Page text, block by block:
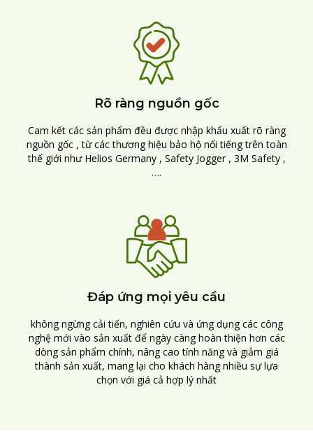
Rõ ràng nguồn gốc
Cam kết các sản phẩm đều được nhập khẩu xuất rõ ràng
nguồn gốc , từ các thương hiệu bảo hộ nổi tiếng trên toàn
thế giới như Helios Germany , Safety Jogger , 3M Safety ,
….
Đáp ứng mọi yêu cầu
không ngừng cải tiến, nghiên cứu và ứng dụng các công
nghệ mới vào sản xuất để ngày càng hoàn thiện hơn các
dòng sản phẩm chính, nâng cao tính năng và giảm giá
thành sản xuất, mang lại cho khách hàng nhiều sự lựa
chọn với giá cả hợp lý nhất